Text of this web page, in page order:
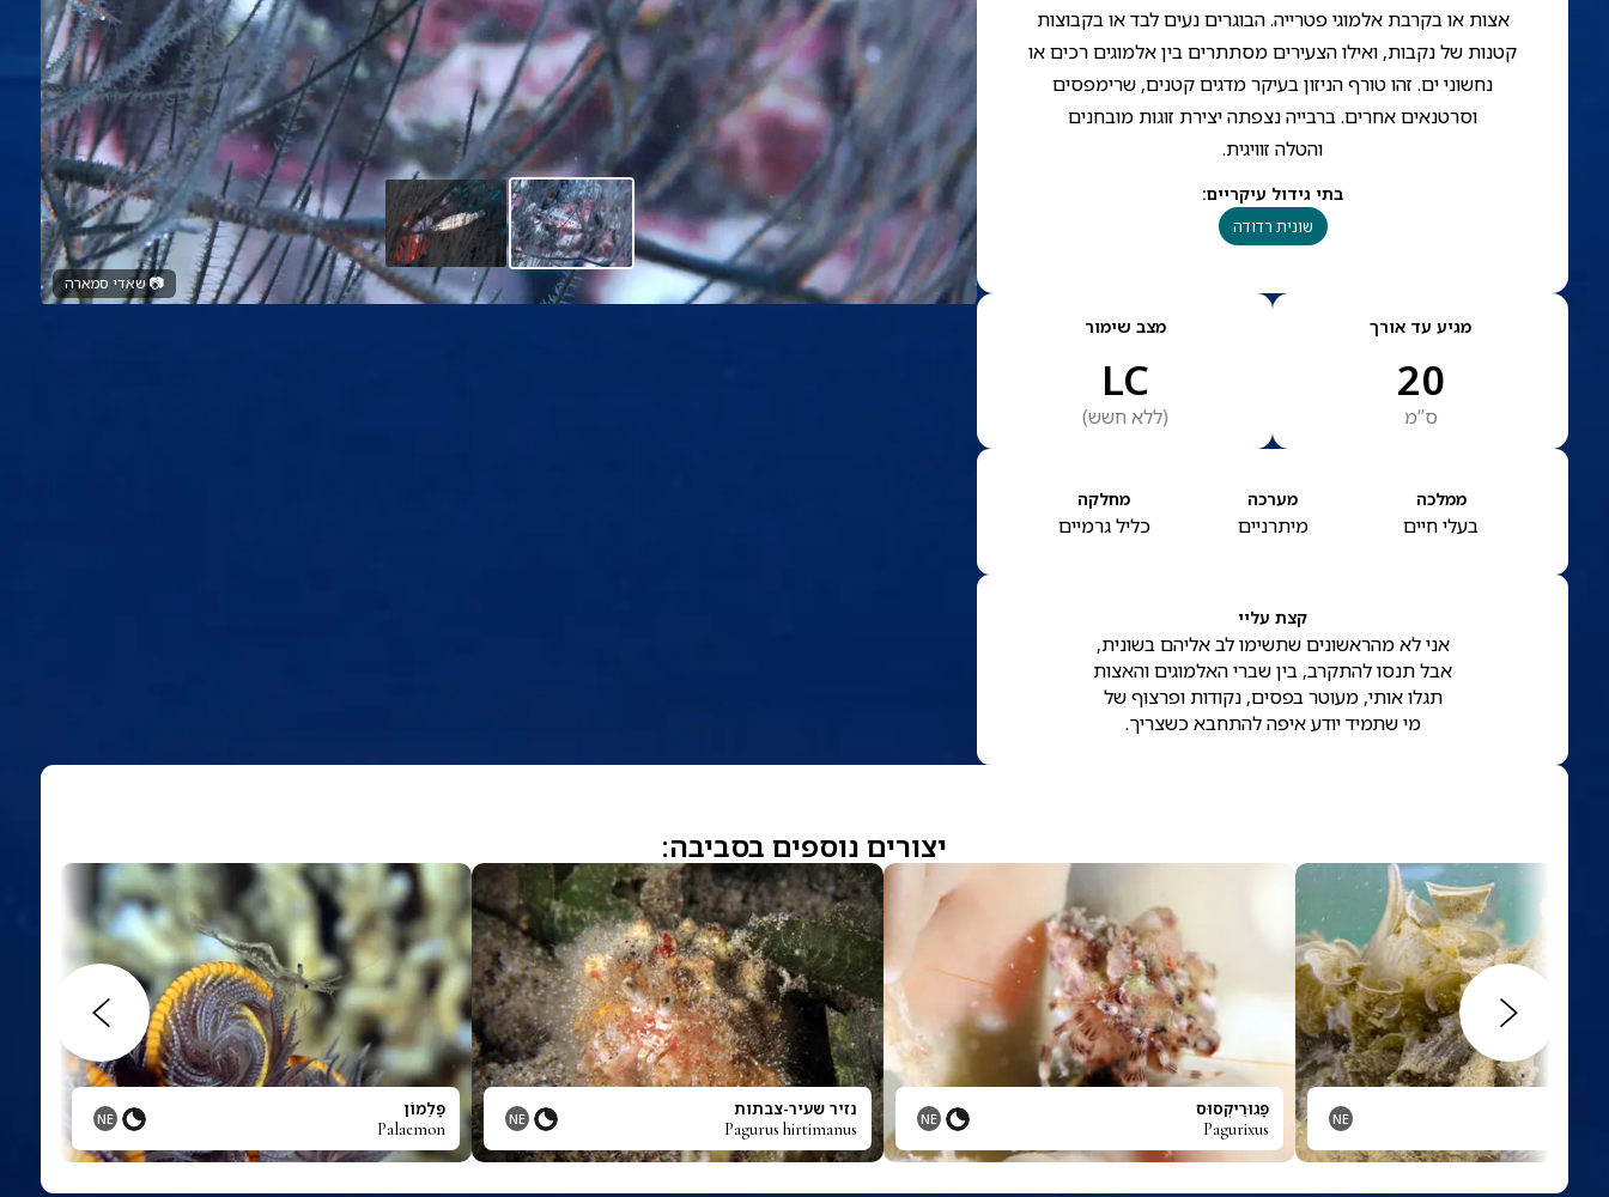
📷שאדי סמארה
אצות או בקרבת אלמוגי פטרייה. הבוגרים נעים לבד או בקבוצות
קטנות של נקבות, ואילו הצעירים מסתתרים בין אלמוגים רכים או
נחשוני ים. זהו טורף הניזון בעיקר מדגים קטנים, שרימפסים
וסרטנאים אחרים. ברבייה נצפתה יצירת זוגות מובחנים
והטלה זוויגית.
בתי גידול עיקריים:
שונית רדודה
מגיע עד אורך
20
ס”מ
מצב שימור
LC
(ללא חשש)
ממלכה
בעלי חיים
מערכה
מיתרניים
מחלקה
כליל גרמיים
קצת עליי
אני לא מהראשונים שתשימו לב אליהם בשונית,
אבל תנסו להתקרב, בין שברי האלמוגים והאצות
תגלו אותי, מעוטר בפסים, נקודות ופרצוף של
מי שתמיד יודע איפה להתחבא כשצריך.
יצורים נוספים בסביבה:
NE פַּגוּרִיקְסוּס
Pagurixus
NE נזיר שעיר-צבתות
Pagurus hirtimanus
NE פַּלֵמוֹן
Palaemon
NE